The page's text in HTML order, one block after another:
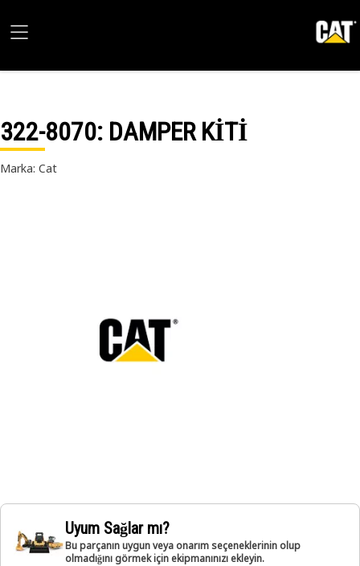
322-8070: DAMPER KİTİ
Marka: Cat
Uyum Sağlar mı?
Bu parçanın uygun veya onarım seçeneklerinin olup
olmadığını görmek için ekipmanınızı ekleyin.